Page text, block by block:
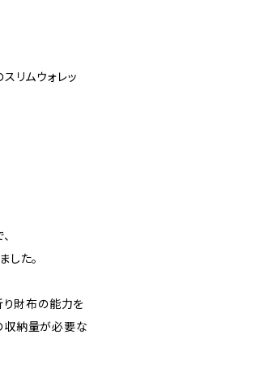
リムウォレッ
した。
り財布の能力を
収納量が必要な